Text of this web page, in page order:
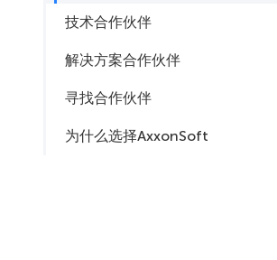
技术合作伙伴
解决方案合作伙伴
寻找合作伙伴
为什么选择AxxonSoft